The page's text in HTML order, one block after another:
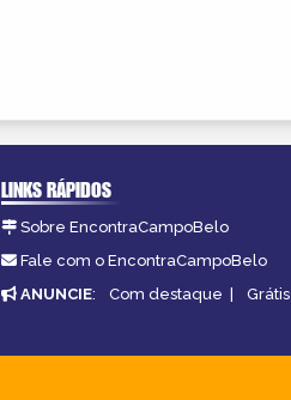
LINKS RÁPIDOS
Sobre EncontraCampoBelo
Fale com o EncontraCampoBelo
ANUNCIE: Com destaque | Grátis